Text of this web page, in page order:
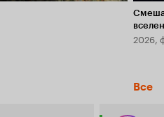
2026,
Все